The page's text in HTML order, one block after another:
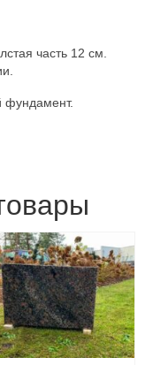
часть 12 см.
фундамент.